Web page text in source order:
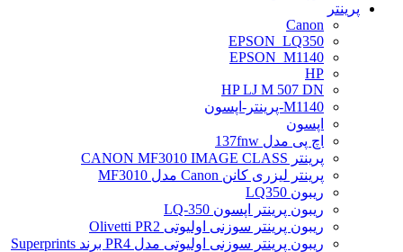
پرینتر
Canon
EPSON_LQ350
EPSON_M1140
HP
HP LJ M 507 DN
M1140-پرینتر-اپسون
اپسون
اچ پی مدل 137fnw
پرینتر CANON MF3010 IMAGE CLASS
پرینتر لیزری کانن Canon مدل MF3010
ریبون LQ350
ریبون پرینتر اپسون LQ-350
ریبون پرینتر سوزنی اولیوتی Olivetti PR2
ریبون پرینتر سوزنی اولیوتی مدل PR4 برند Superprints